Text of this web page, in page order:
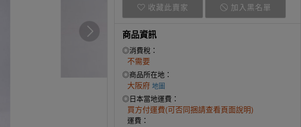
收藏此賣家 加入黑名單
商品資訊
◎消費稅：
不需要
◎商品所在地：
大阪府 地圖
◎日本當地運費：
買方付運費(可否同捆請查看頁面說明)
運費：